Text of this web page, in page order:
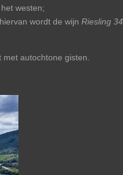
westen;
wordt de wijn Riesling 34
autochtone gisten.